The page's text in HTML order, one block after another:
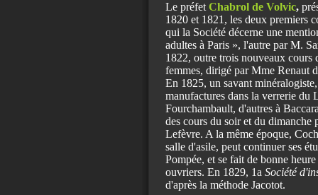
Le préfet Chabrol de Volvic,
1820 et 1821, les deux premiers
qui la Société décerne une
adultes à Paris », l'autre par M.
1822, outre trois nouveaux cours
femmes, dirigé par Mme Renaut
En 1825, un savant
manufactures dans la verrerie
Fourchambault, d'autres à
des cours du soir et du
Lefèvre. A la même époque,
salle d'asile, peut continuer ses
Pompée, et se fait de bonne
ouvriers. En 1829, 1a Société
d'après la méthode Jacotot.